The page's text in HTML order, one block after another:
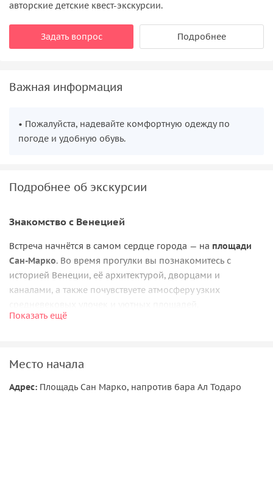
авторские детские квест-экскурсии.
Задать вопрос Подробнее
Важная информация
• Пожалуйста, надевайте комфортную одежду по
погоде и удобную обувь.
Подробнее об экскурсии
Знакомство с Венецией
Встреча начнётся в самом сердце города — на площади
Сан-Марко. Во время прогулки вы познакомитесь с
историей Венеции, её архитектурой, дворцами и
каналами, а также почувствуете атмосферу узких
снаружиДворец дожей
редких примеров византийской архитектуры в Западной
Показать ещё
Место начала
Адрес: Площадь Сан Марко, напротив бара Ал Тодаро